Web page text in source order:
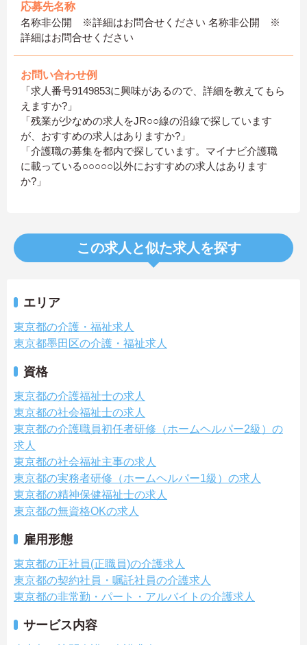
応募先名称
名称非公開 ※詳細はお問合せください 名称非公開 ※
詳細はお問合せください
お問い合わせ例
「求人番号9149853に興味があるので、詳細を教えてもら
えますか?」
「残業が少なめの求人をJR○○線の沿線で探しています
が、おすすめの求人はありますか?」
「介護職の募集を都内で探しています。マイナビ介護職
に載っている○○○○○以外におすすめの求人はあります
か?」
この求人と似た求人を探す
エリア
東京都の介護・福祉求人
東京都墨田区の介護・福祉求人
資格
東京都の介護福祉士の求人
東京都の社会福祉士の求人
東京都の介護職員初任者研修（ホームヘルパー2級）の
求人
東京都の社会福祉主事の求人
東京都の実務者研修（ホームヘルパー1級）の求人
東京都の精神保健福祉士の求人
東京都の無資格OKの求人
雇用形態
東京都の正社員(正職員)の介護求人
東京都の契約社員・嘱託社員の介護求人
東京都の非常勤・パート・アルバイトの介護求人
サービス内容